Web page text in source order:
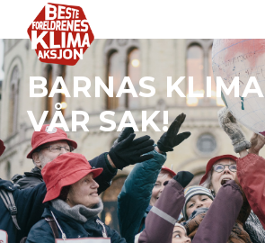
BARNAS KLIMA
VÅR SAK!